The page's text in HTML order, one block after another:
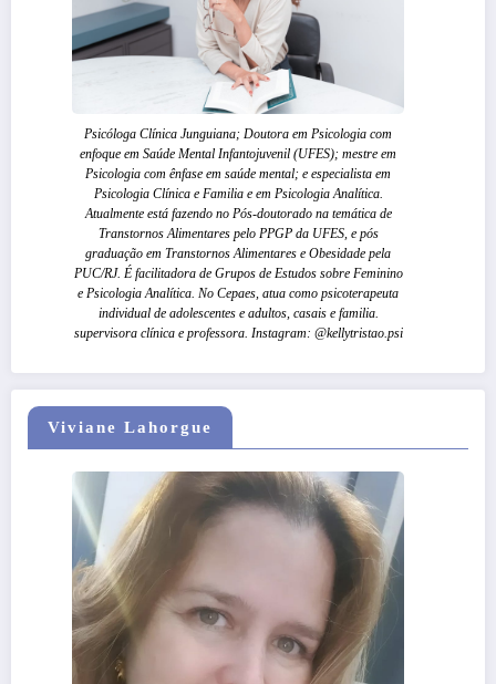
Psicóloga Clínica Junguiana; Doutora em Psicologia com
enfoque em Saúde Mental Infantojuvenil (UFES); mestre em
Psicologia com ênfase em saúde mental; e especialista em
Psicologia Clínica e Familia e em Psicologia Analítica.
Atualmente está fazendo no Pós-doutorado na temática de
Transtornos Alimentares pelo PPGP da UFES, e pós
graduação em Transtornos Alimentares e Obesidade pela
PUC/RJ. É facilitadora de Grupos de Estudos sobre Feminino
e Psicologia Analítica. No Cepaes, atua como psicoterapeuta
individual de adolescentes e adultos, casais e familia.
supervisora clínica e professora. Instagram: @kellytristao.psi
Viviane Lahorgue